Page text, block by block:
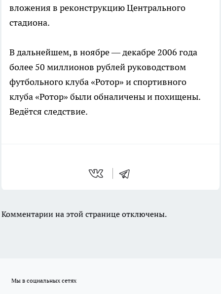
вложения в реконструкцию Центрального
стадиона.
В дальнейшем, в ноябре — декабре 2006 года
более 50 миллионов рублей руководством
футбольного клуба «Ротор» и спортивного
клуба «Ротор» были обналичены и похищены.
Ведётся следствие.
Комментарии на этой странице отключены.
Мы в социальных сетях